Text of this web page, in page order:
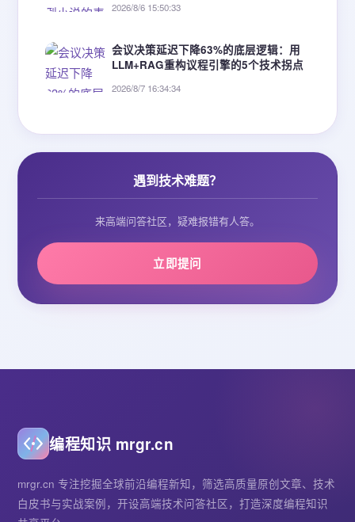
2026/8/6 15:50:33
会议决策延迟下降63%的底层逻辑：用
LLM+RAG重构议程引擎的5个技术拐点
2026/8/7 16:34:34
遇到技术难题？
来高端问答社区，疑难报错有人答。
立即提问
编程知识 mrgr.cn
mrgr.cn 专注挖掘全球前沿编程新知，筛选高质量原创文章、技术
白皮书与实战案例，开设高端技术问答社区，打造深度编程知识